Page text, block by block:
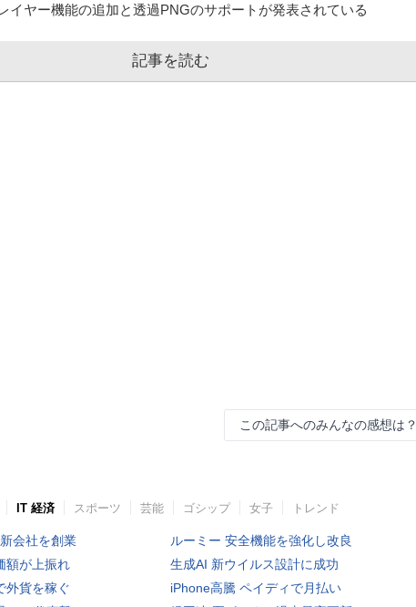
イヤー機能の追加と透過PNGのサポートが発表されている
記事を読む
この記事へのみんなの感想は？
IT 経済 スポーツ 芸能 ゴシップ 女子 トレンド
会社を創業
額が上振れ
外貨を稼ぐ
ルーミー 安全機能を強化し改良
生成AI 新ウイルス設計に成功
iPhone高騰 ペイディで月払い